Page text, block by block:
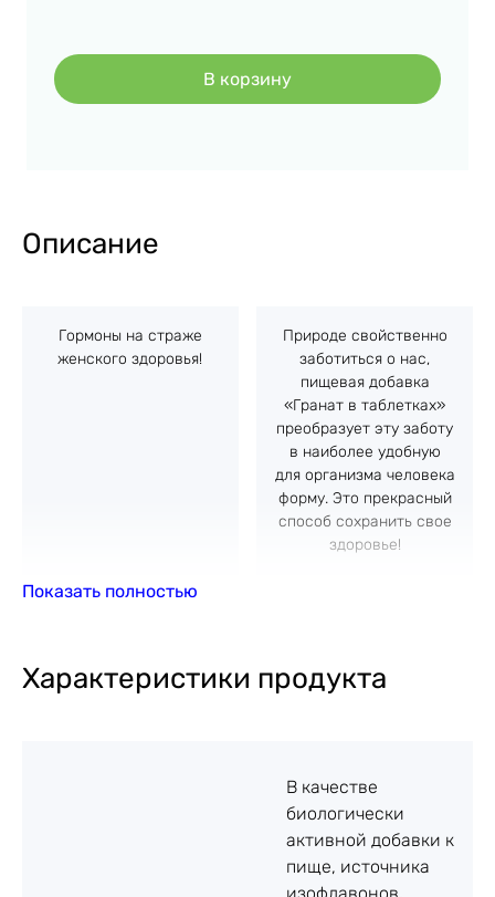
В корзину
Описание
Гормоны на страже
женского здоровья!
Природе свойственно
заботиться о нас,
пищевая добавка
«Гранат в таблетках»
преобразует эту заботу
в наиболее удобную
для организма человека
форму. Это прекрасный
способ сохранить свое
здоровье!
главного женского гормона – эстрогена – это
серьезный удар по здоровью женского организма.
Именно он отвечает за стабильность
менструального цикла, защищает сосуды,
предотвращая возникновение атеросклероза,
Показать полностью
Характеристики продукта
В качестве
биологически
активной добавки к
пище, источника